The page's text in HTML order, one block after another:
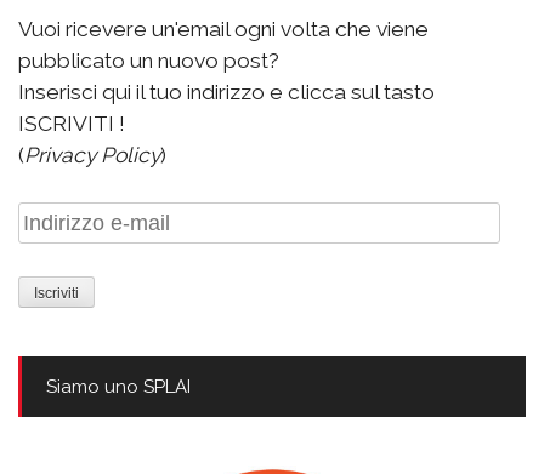
Vuoi ricevere un'email ogni volta che viene
pubblicato un nuovo post?
Inserisci qui il tuo indirizzo e clicca sul tasto
ISCRIVITI !
(Privacy Policy)
Indirizzo
e-
mail
Siamo uno SPLAI